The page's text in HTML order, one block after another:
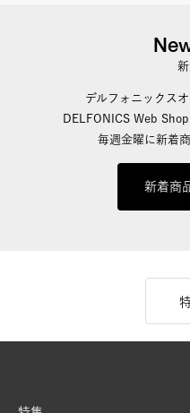
デルフォニックス
DELFONICS Web
毎週金曜に新着
新着商